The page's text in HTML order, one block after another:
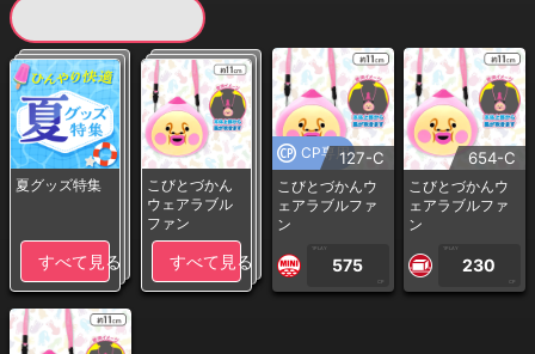
夏グッズ特集
すべて見る
こびとづかん
ウェアラブル
ファン
すべて見る
CP専用127-C
こびとづかんウ
ェアラブルファ
ン
1PLAY
575
CP
654-C
こびとづかんウ
ェアラブルファ
ン
1PLAY
230
CP